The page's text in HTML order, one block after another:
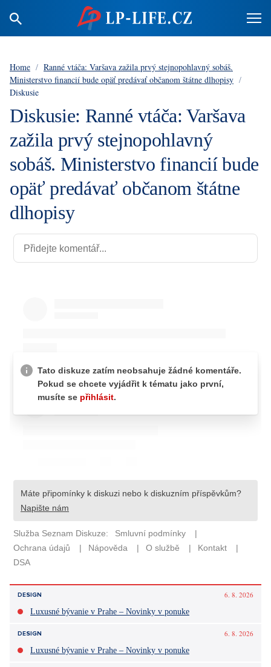
Home / Ranné vtáča: Varšava zažila prvý stejnopohlavný sobáš.
Ministerstvo financií bude opäť predávať občanom štátne dlhopisy /
Diskusie
Diskusie: Ranné vtáča: Varšava
zažila prvý stejnopohlavný
sobáš. Ministerstvo financií bude
opäť predávať občanom štátne
dlhopisy
DESIGN
6. 8. 2026
Luxusné bývanie v Prahe – Novinky v ponuke
DESIGN
6. 8. 2026
Luxusné bývanie v Prahe – Novinky v ponuke